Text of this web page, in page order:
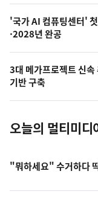
오
의
사
진
'국가 AI 컴퓨팅센터'
·2028년 완공
3대 메가프로젝트 신
기반 구축
오늘의 멀티미디
"뭐하세요" 수거하다